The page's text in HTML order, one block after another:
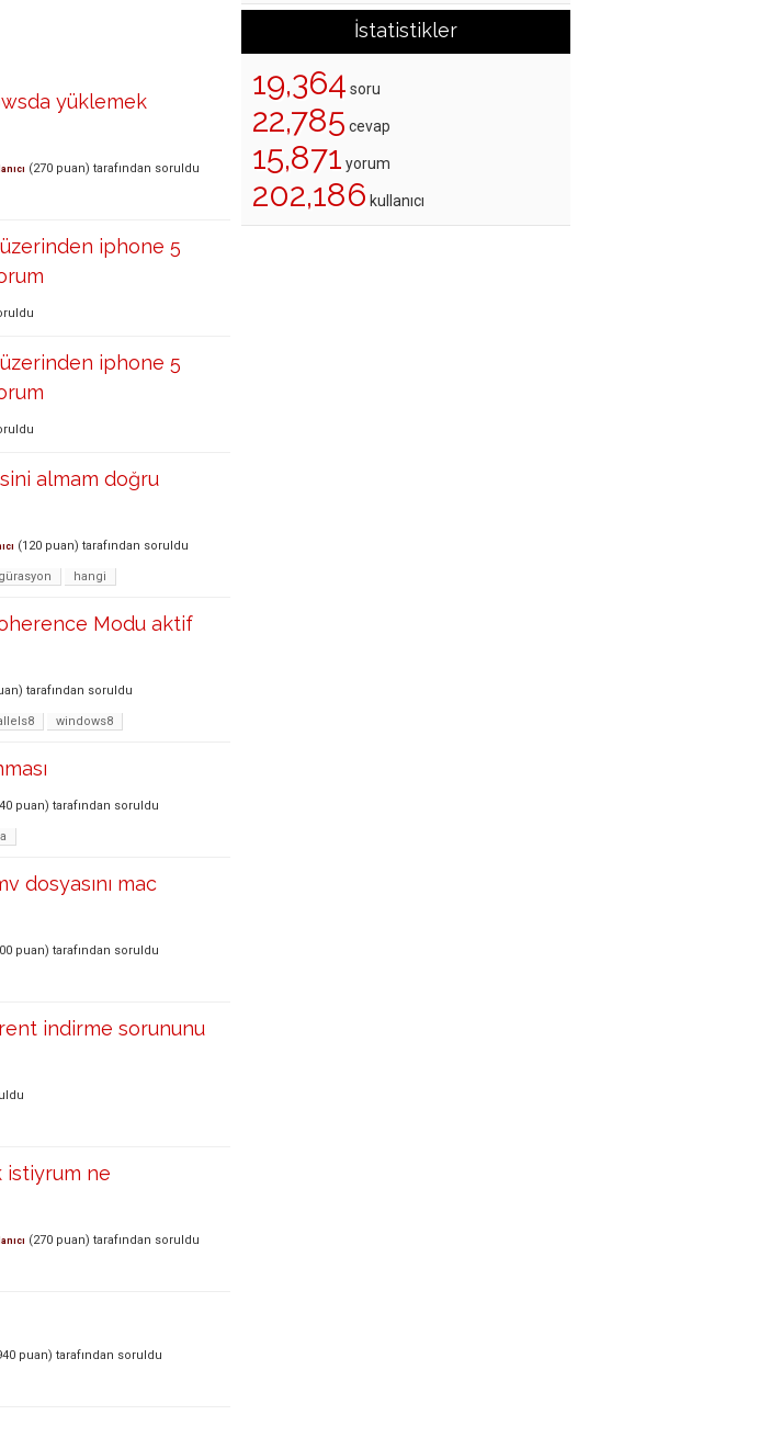
yüklemek
(270 puan) tarafından soruldu
iphone 5
iphone 5
almam doğru
(120 puan) tarafından soruldu
hangi
Modu aktif
tarafından soruldu
windows8
puan) tarafından soruldu
dosyasını mac
puan) tarafından soruldu
indirme sorununu
istiyrum ne
(270 puan) tarafından soruldu
puan) tarafından soruldu
İstatistikler
19,364 soru
22,785 cevap
15,871 yorum
202,186 kullanıcı